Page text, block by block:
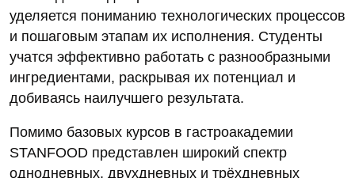
уделяется пониманию технологических процессов
и пошаговым этапам их исполнения. Студенты
учатся эффективно работать с разнообразными
ингредиентами, раскрывая их потенциал и
добиваясь наилучшего результата.
Помимо базовых курсов в гастроакадемии
STANFOOD представлен широкий спектр
однодневных, двухдневных и трёхдневных